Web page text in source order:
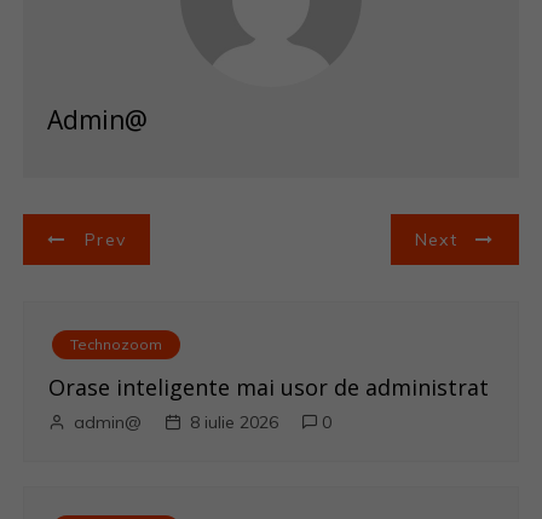
Admin@
N
Prev Next
Technozoom
Orase inteligente mai usor de administrat
admin@ 8 iulie 2026 0